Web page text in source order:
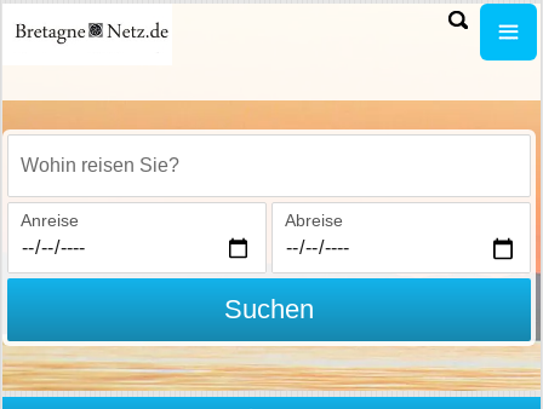
Wohin reisen Sie?
Anreise Abreise
Suchen